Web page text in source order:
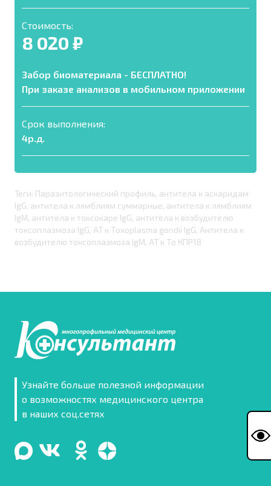
Стоимость:
8 020 ₽
Забор биоматериала - БЕСПЛАТНО!
При заказе анализов в мобильном приложении
Срок выполнения:
4р.д.
Теги: Паразитологический профиль, антитела к аскаридам
IgG, антитела к лямблиям суммарные, антитела к лямблиям
IgМ, антитела к токсокаре IgG, антитела к возбудителю
токсоплазмоза IgG, АТ к Тoxoplasma gondii IgG, Антитела к
возбудителю токсоплазмоза IgM, АТ к Тo КПР18
Узнайте больше полезной информации
о возможностях медицинского центра
в наших соц.сетях